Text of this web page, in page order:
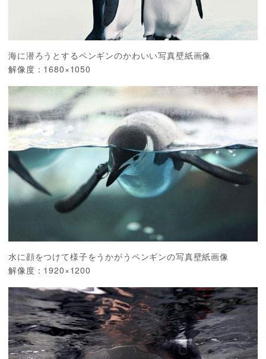
海に潜ろうとするペンギンのかわいい写真壁紙画像
解像度：1680×1050
水に顔をつけて様子をうかがうペンギンの写真壁紙画像
解像度：1920×1200